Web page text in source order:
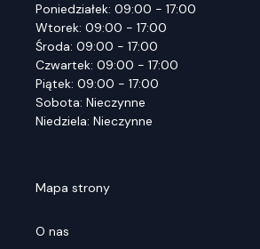
Poniedziałek: 09:00 - 17:00
Wtorek: 09:00 - 17:00
Środa: 09:00 - 17:00
Czwartek: 09:00 - 17:00
Piątek: 09:00 - 17:00
Sobota: Nieczynne
Niedziela: Nieczynne
Mapa strony
O nas